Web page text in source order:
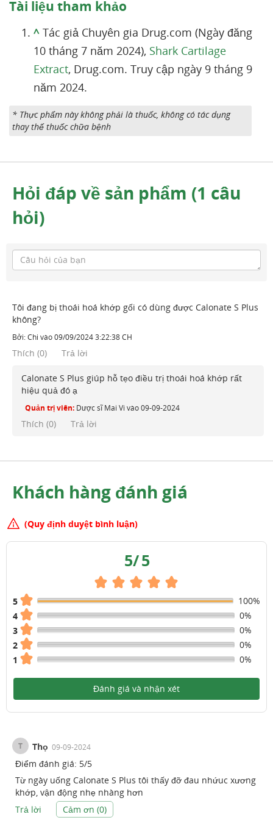
Tài liệu tham khảo
^ Tác giả Chuyên gia Drug.com (Ngày đăng
10 tháng 7 năm 2024), Shark Cartilage
Extract, Drug.com. Truy cập ngày 9 tháng 9
năm 2024.
* Thực phẩm này không phải là thuốc, không có tác dụng
thay thế thuốc chữa bệnh
Hỏi đáp về sản phẩm (1 câu
hỏi)
Tôi đang bị thoái hoá khớp gối có dùng được Calonate S Plus
không?
Bởi:Chi vào09/09/2024 3:22:38 CH
Thích (0) Trả lời
Calonate S Plus giúp hỗ tẹo điều trị thoái hoá khớp rất
hiệu quả đó ạ
Quản trị viên: Dược sĩ Mai Vi vào09-09-2024
Thích (0) Trả lời
Khách hàng đánh giá
(Quy định duyệt bình luận)
5/5
5
100%
4
0%
3
0%
2
0%
1
0%
Đánh giá và nhận xét
T Thọ 09-09-2024
Điểm đánh giá: 5/5
Từ ngày uống Calonate S Plus tôi thấy đỡ đau nhứuc xương
khớp, vận động nhẹ nhàng hơn
Trả lời
Cảm ơn (0)